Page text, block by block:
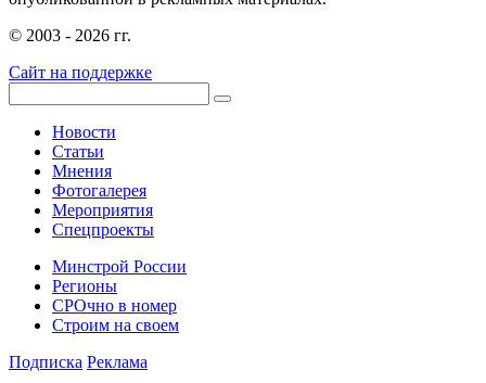
© 2003 - 2026 гг.
Сайт на поддержке
Новости
Статьи
Мнения
Фотогалерея
Мероприятия
Спецпроекты
Минстрой России
Регионы
СРОчно в номер
Строим на своем
Подписка Реклама